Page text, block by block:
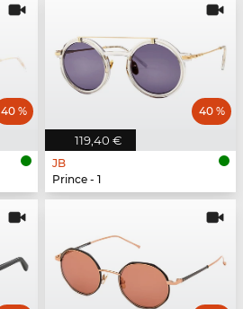
40 %
119,40 €
40 %
JB
Prince - 1